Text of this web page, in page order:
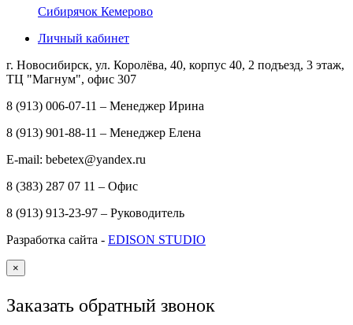
Сибирячок Кемерово
Личный кабинет
г. Новосибирск, ул. Королёва, 40, корпус 40, 2 подъезд, 3 этаж,
ТЦ "Магнум", офис 307
8 (913) 006-07-11 – Менеджер Ирина
8 (913) 901-88-11 – Менеджер Елена
E-mail: bebetex@yandex.ru
8 (383) 287 07 11 – Офис
8 (913) 913-23-97 – Руководитель
Разработка сайта - EDISON STUDIO
×
Заказать обратный звонок